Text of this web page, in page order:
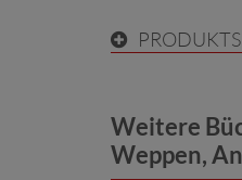
Weitere
Weppen,